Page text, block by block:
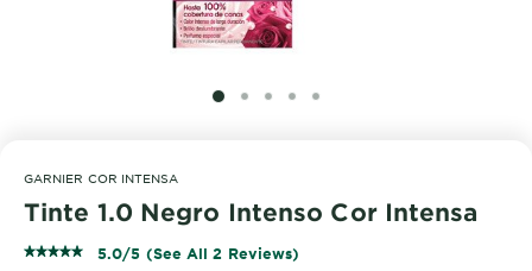
SLIDE 1
SLIDE 2
SLIDE 3
SLIDE 4
SLIDE 5
GARNIER COR INTENSA
Tinte 1.0 Negro Intenso Cor Intensa
5.0/5 (See All 2 Reviews)